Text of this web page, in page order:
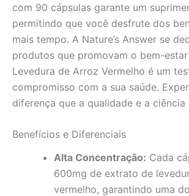
com 90 cápsulas garante um
permitindo que você desfrute dos
mais tempo. A Nature’s Answer se
produtos que promovam o bem-
Levedura de Arroz Vermelho é um
compromisso com a sua saúde.
diferença que a qualidade e a ciência
Benefícios e Diferenciais
Alta Concentração: Cada
600mg de extrato de
vermelho, garantindo uma